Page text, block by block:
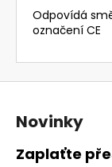
Odpovídá
označení CE
Z
Novinky
Zaplaťte